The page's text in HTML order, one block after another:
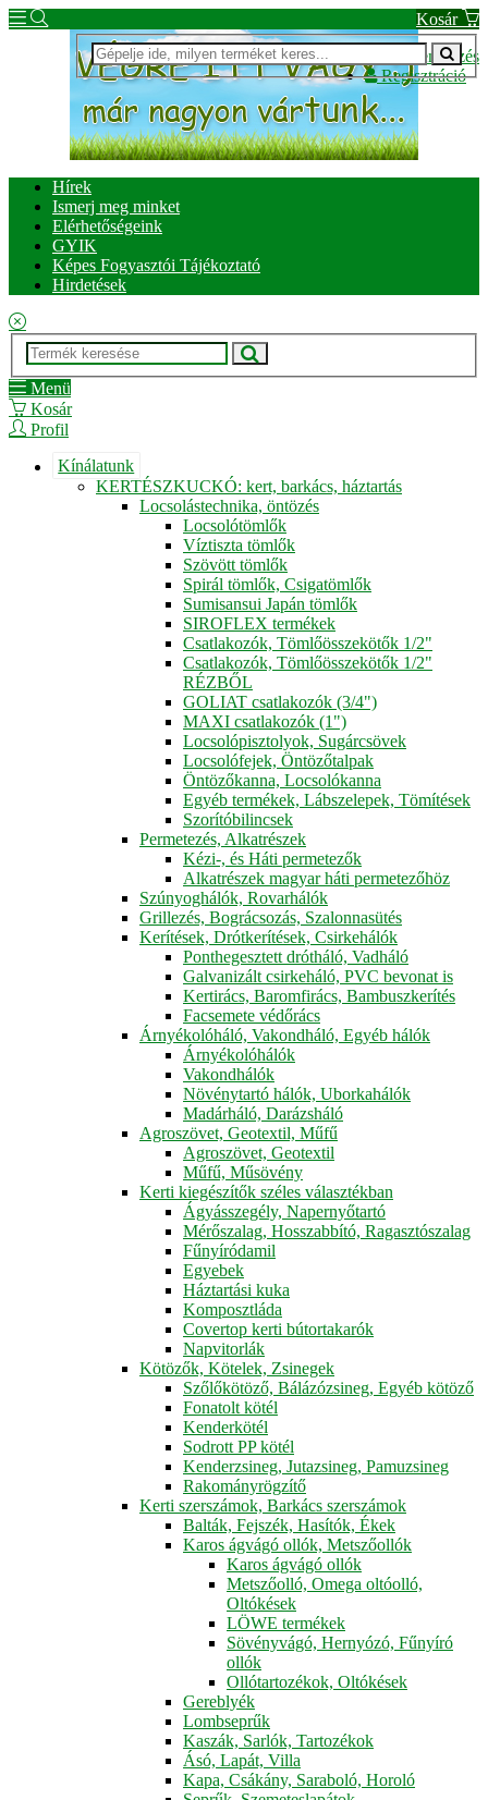
Kosár
Bejelentkezés
Regisztráció
Hírek
Ismerj meg minket
Elérhetőségeink
GYIK
Képes Fogyasztói Tájékoztató
Hirdetések
Menü
Kosár
Profil
Kínálatunk
KERTÉSZKUCKÓ: kert, barkács, háztartás
Locsolástechnika, öntözés
Locsolótömlők
Víztiszta tömlők
Szövött tömlők
Spirál tömlők, Csigatömlők
Sumisansui Japán tömlők
SIROFLEX termékek
Csatlakozók, Tömlőösszekötők 1/2"
Csatlakozók, Tömlőösszekötők 1/2"
RÉZBŐL
GOLIAT csatlakozók (3/4")
MAXI csatlakozók (1")
Locsolópisztolyok, Sugárcsövek
Locsolófejek, Öntözőtalpak
Öntözőkanna, Locsolókanna
Egyéb termékek, Lábszelepek, Tömítések
Szorítóbilincsek
Permetezés, Alkatrészek
Kézi-, és Háti permetezők
Alkatrészek magyar háti permetezőhöz
Szúnyoghálók, Rovarhálók
Grillezés, Bográcsozás, Szalonnasütés
Kerítések, Drótkerítések, Csirkehálók
Ponthegesztett drótháló, Vadháló
Galvanizált csirkeháló, PVC bevonat is
Kertirács, Baromfirács, Bambuszkerítés
Facsemete védőrács
Árnyékolóháló, Vakondháló, Egyéb hálók
Árnyékolóhálók
Vakondhálók
Növénytartó hálók, Uborkahálók
Madárháló, Darázsháló
Agroszövet, Geotextil, Műfű
Agroszövet, Geotextil
Műfű, Műsövény
Kerti kiegészítők széles választékban
Ágyásszegély, Napernyőtartó
Mérőszalag, Hosszabbító, Ragasztószalag
Fűnyíródamil
Egyebek
Háztartási kuka
Komposztláda
Covertop kerti bútortakarók
Napvitorlák
Kötözők, Kötelek, Zsinegek
Szőlőkötöző, Bálázózsineg, Egyéb kötöző
Fonatolt kötél
Kenderkötél
Sodrott PP kötél
Kenderzsineg, Jutazsineg, Pamuzsineg
Rakományrögzítő
Kerti szerszámok, Barkács szerszámok
Balták, Fejszék, Hasítók, Ékek
Karos ágvágó ollók, Metszőollók
Karos ágvágó ollók
Metszőolló, Omega oltóolló,
Oltókések
LÖWE termékek
Sövényvágó, Hernyózó, Fűnyíró
ollók
Ollótartozékok, Oltókések
Gereblyék
Lombseprűk
Kaszák, Sarlók, Tartozékok
Ásó, Lapát, Villa
Kapa, Csákány, Saraboló, Horoló